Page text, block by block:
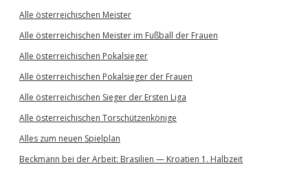
Alle österreichischen Meister
Alle österreichischen Meister im Fußball der Frauen
Alle österreichischen Pokalsieger
Alle österreichischen Pokalsieger der Frauen
Alle österreichischen Sieger der Ersten Liga
Alle österreichischen Torschützenkönige
Alles zum neuen Spielplan
Beckmann bei der Arbeit: Brasilien — Kroatien 1. Halbzeit